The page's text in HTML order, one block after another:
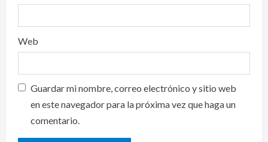
Web
Guardar mi nombre, correo electrónico y sitio web
en este navegador para la próxima vez que haga un
comentario.